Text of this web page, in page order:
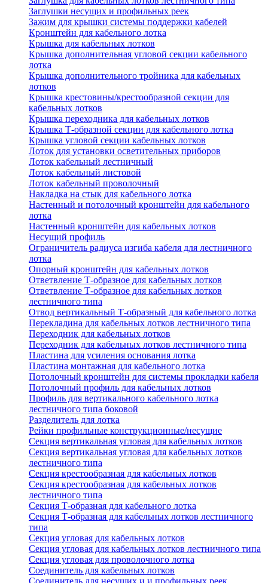
Заглушки несущих и профильных реек
Зажим для крышки системы поддержки кабелей
Кронштейн для кабельного лотка
Крышка для кабельных лотков
Крышка дополнительная угловой секции кабельного
лотка
Крышка дополнительного тройника для кабельных
лотков
Крышка крестовины/крестообразной секции для
кабельных лотков
Крышка переходника для кабельных лотков
Крышка Т-образной секции для кабельного лотка
Крышка угловой секции кабельных лотков
Лоток для установки осветительных приборов
Лоток кабельный лестничный
Лоток кабельный листовой
Лоток кабельный проволочный
Накладка на стык для кабельного лотка
Настенный и потолочный кронштейн для кабельного
лотка
Настенный кронштейн для кабельных лотков
Несущий профиль
Ограничитель радиуса изгиба кабеля для лестничного
лотка
Опорный кронштейн для кабельных лотков
Ответвление Т-образное для кабельных лотков
Ответвление Т-образное для кабельных лотков
лестничного типа
Отвод вертикальный Т-образный для кабельного лотка
Перекладина для кабельных лотков лестничного типа
Переходник для кабельных лотков
Переходник для кабельных лотков лестничного типа
Пластина для усиления основания лотка
Пластина монтажная для кабельного лотка
Потолочный кронштейн для системы прокладки кабеля
Потолочный профиль для кабельных лотков
Профиль для вертикального кабельного лотка
лестничного типа боковой
Разделитель для лотка
Рейки профильные конструкционные/несущие
Секция вертикальная угловая для кабельных лотков
Секция вертикальная угловая для кабельных лотков
лестничного типа
Секция крестообразная для кабельных лотков
Секция крестообразная для кабельных лотков
лестничного типа
Секция Т-образная для кабельного лотка
Секция Т-образная для кабельных лотков лестничного
типа
Секция угловая для кабельных лотков
Секция угловая для кабельных лотков лестничного типа
Секция угловая для проволочного лотка
Соединитель для кабельных лотков
Соединитель для несущих и и профильных реек